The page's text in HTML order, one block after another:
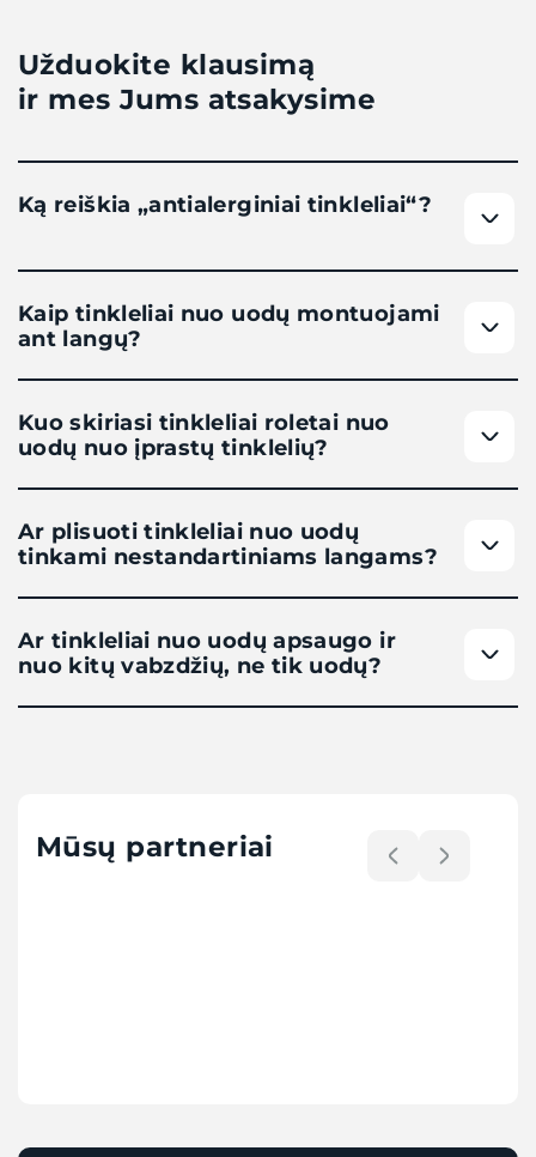
Užduokite klausimą
ir mes Jums atsakysime
Ką reiškia „antialerginiai tinkleliai“?
Kaip tinkleliai nuo uodų montuojami
ant langų?
Kuo skiriasi tinkleliai roletai nuo
uodų nuo įprastų tinklelių?
Ar plisuoti tinkleliai nuo uodų
tinkami nestandartiniams langams?
Ar tinkleliai nuo uodų apsaugo ir
nuo kitų vabzdžių, ne tik uodų?
Mūsų partneriai